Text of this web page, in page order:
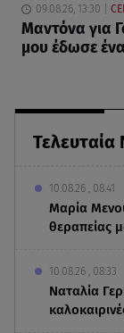
Τελευταία
10.08.26 , 08:41
Μαρία
θεραπείας
10.08.26 , 08:33
Ναταλία
09.08.26, 13:30
Μαντόνα για
μου έδωσε